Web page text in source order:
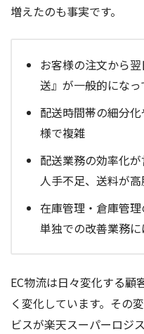
増えたのも事実です。
お客様の注文から
送』が一般的になっ
配送時間帯の細分
様で複雑
配送業務の効率化
人手不足、送料が
在庫管理・倉庫管
単独での改善業務
EC物流は日々変化する顧
く変化しています。その
ビスが楽天スーパーロジ